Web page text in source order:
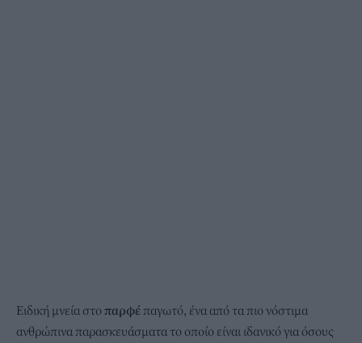
Ειδική μνεία στοπαρφέ παγωτό, ένα από τα πιο νόστιμα
ανθρώπινα παρασκευάσματα το οποίο είναι ιδανικό για όσους